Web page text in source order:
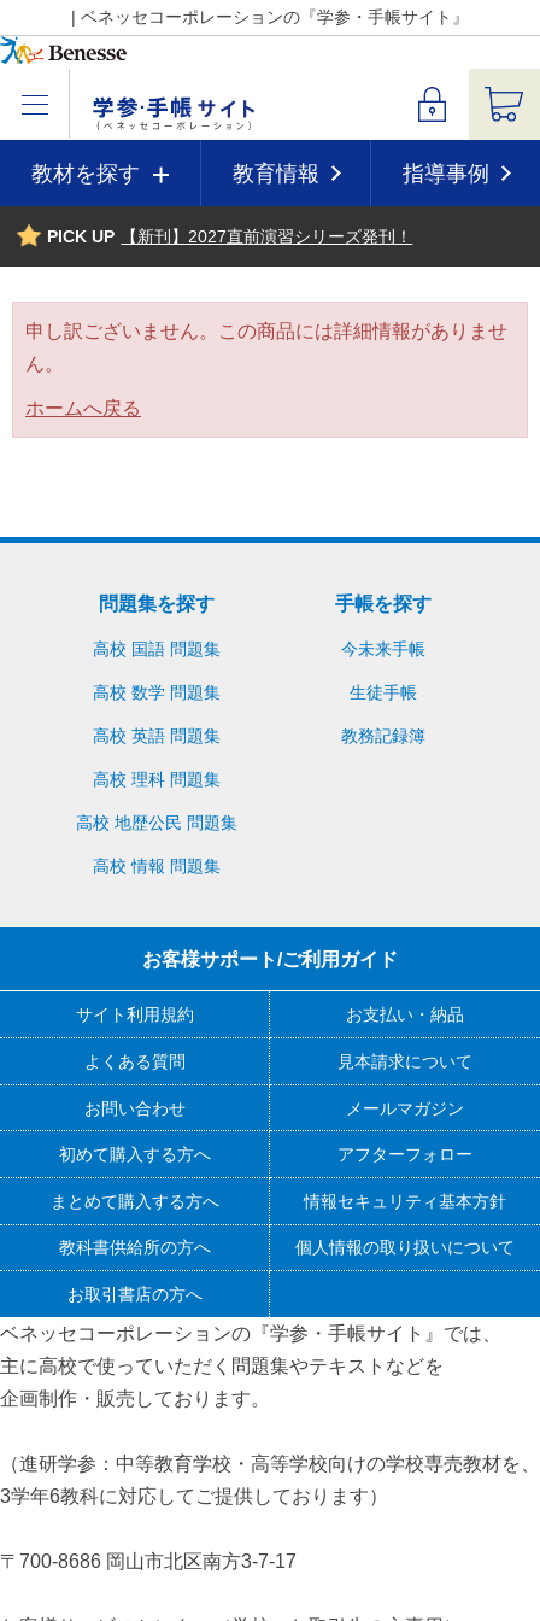
| ベネッセコーポレーションの『学参・手帳サイト』
教材を探す 教育情報 指導事例
PICK UP 【新刊】2027直前演習シリーズ発刊！
申し訳ございません。この商品には詳細情報がありませ
ん。
ホームへ戻る
問題集を探す
高校 国語 問題集
高校 数学 問題集
高校 英語 問題集
高校 理科 問題集
高校 地歴公民 問題集
高校 情報 問題集
手帳を探す
今未来手帳
生徒手帳
教務記録簿
お客様サポート/ご利用ガイド
サイト利用規約 お支払い・納品
よくある質問 見本請求について
お問い合わせ メールマガジン
初めて購入する方へ アフターフォロー
まとめて購入する方へ 情報セキュリティ基本方針
教科書供給所の方へ 個人情報の取り扱いについて
お取引書店の方へ
ベネッセコーポレーションの『学参・手帳サイト』 では、
主に高校で使っていただく問題集やテキストなどを
企画制作・販売しております。
（進研学参：中等教育学校・高等学校向けの学校専売教材を、
3学年6教科に対応してご提供しております）
〒700-8686 岡山市北区南方3-7-17